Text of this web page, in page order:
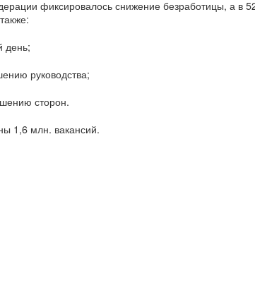
фиксировалось снижение безработицы, а в
день;
руководства;
сторон.
1,6 млн. вакансий.